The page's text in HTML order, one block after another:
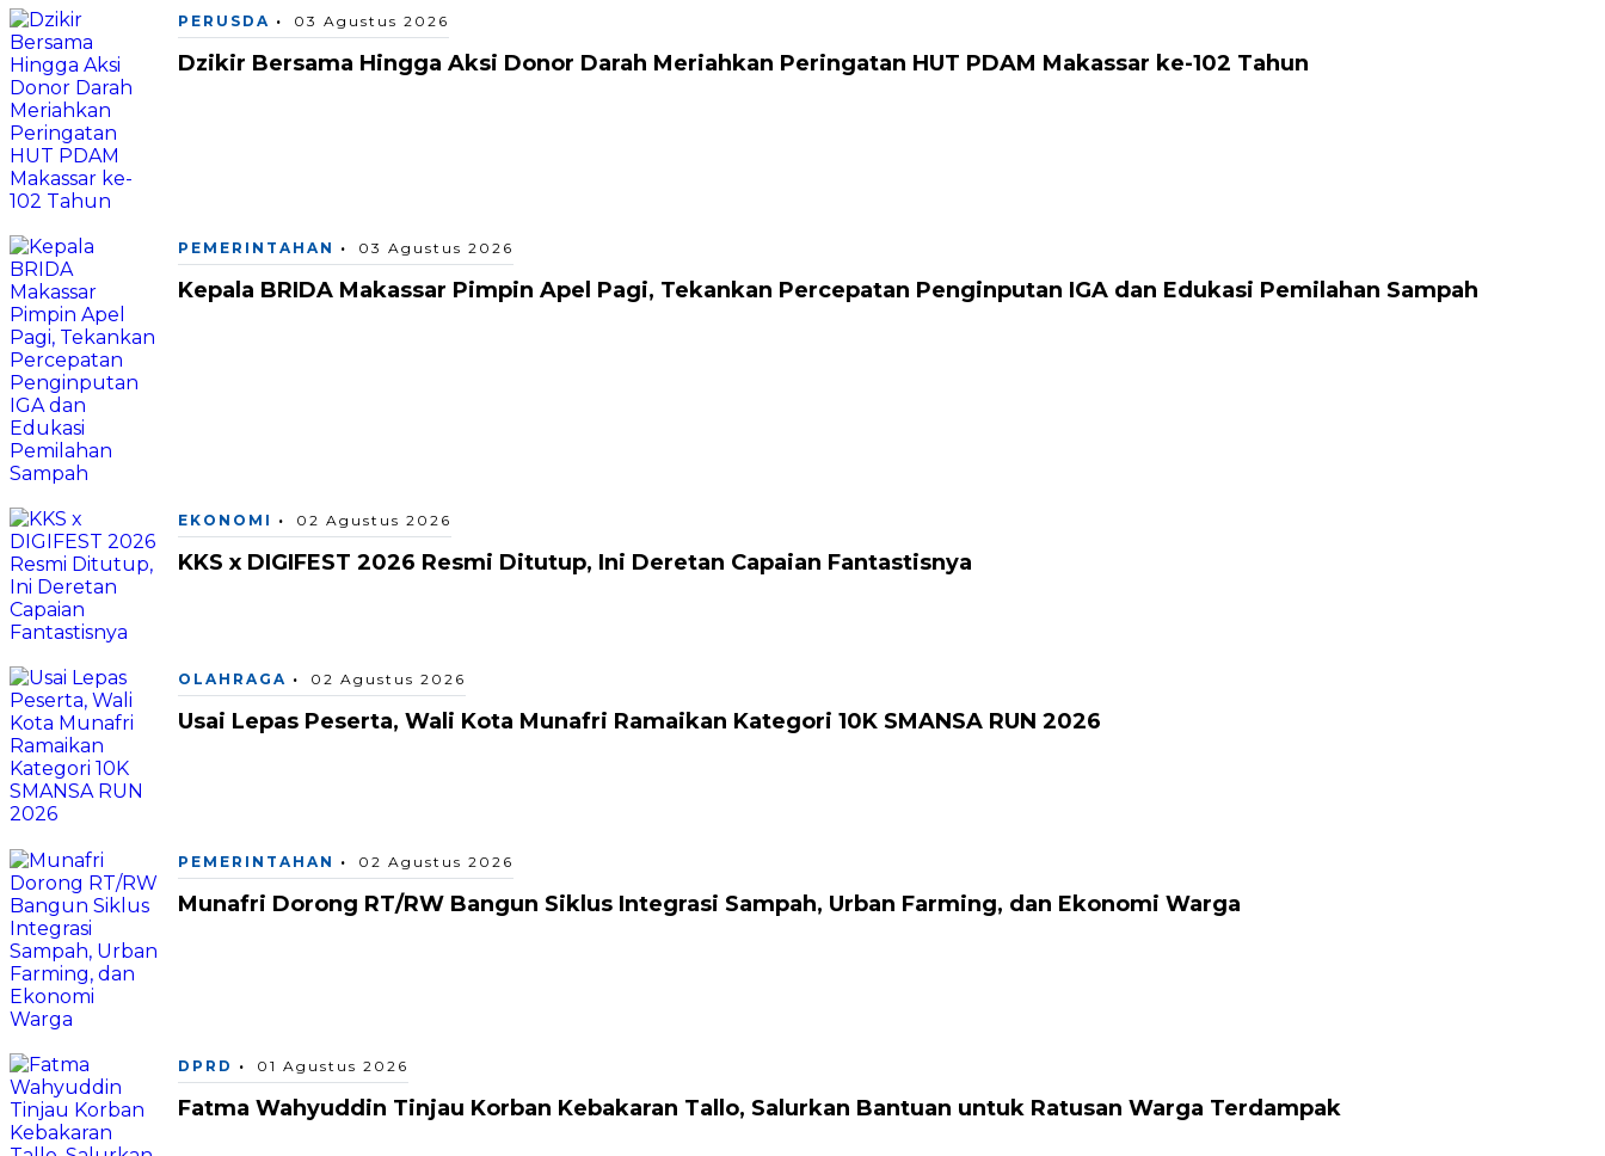
PERUSDA 03 Agustus 2026
Dzikir Bersama Hingga Aksi Donor Darah Meriahkan Peringatan HUT PDAM Makassar ke-102 Tahun
PEMERINTAHAN 03 Agustus 2026
Kepala BRIDA Makassar Pimpin Apel Pagi, Tekankan Percepatan Penginputan IGA dan Edukasi Pemilahan Sampah
EKONOMI 02 Agustus 2026
KKS x DIGIFEST 2026 Resmi Ditutup, Ini Deretan Capaian Fantastisnya
OLAHRAGA 02 Agustus 2026
Usai Lepas Peserta, Wali Kota Munafri Ramaikan Kategori 10K SMANSA RUN 2026
PEMERINTAHAN 02 Agustus 2026
Munafri Dorong RT/RW Bangun Siklus Integrasi Sampah, Urban Farming, dan Ekonomi Warga
DPRD 01 Agustus 2026
Fatma Wahyuddin Tinjau Korban Kebakaran Tallo, Salurkan Bantuan untuk Ratusan Warga Terdampak